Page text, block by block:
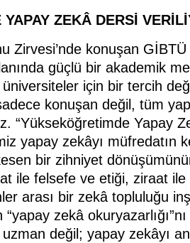
ZEKÂ DERSİ
Zirvesi’nde konuşan
güçlü bir akademik
için bir tercih
konuşan değil, tüm
“Yükseköğretimde Yapay
yapay zekâyı müfredatın
bir zihniyet
ile felsefe ve etiği, ziraat
arası bir zekâ topluluğu
zekâ
değil; yapay zekâyı